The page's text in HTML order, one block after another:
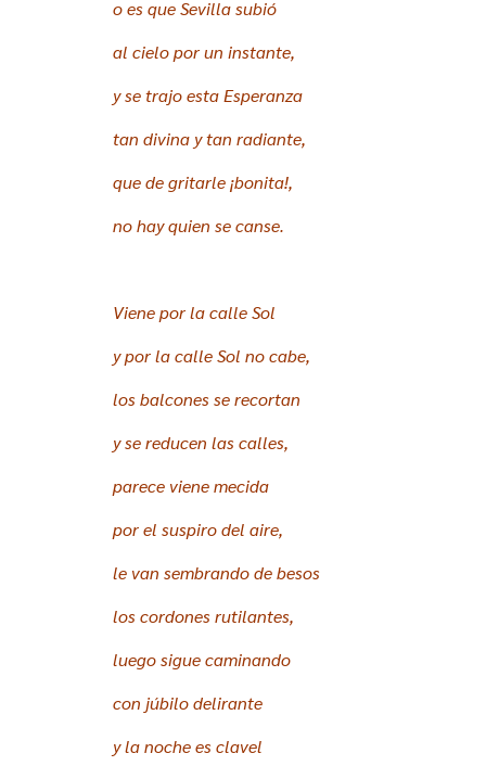
o es que Sevilla subió
al cielo por un instante,
y se trajo esta Esperanza
tan divina y tan radiante,
que de gritarle ¡bonita!,
no hay quien se canse.
Viene por la calle Sol
y por la calle Sol no cabe,
los balcones se recortan
y se reducen las calles,
parece viene mecida
por el suspiro del aire,
le van sembrando de besos
los cordones rutilantes,
luego sigue caminando
con júbilo delirante
y la noche es clavel